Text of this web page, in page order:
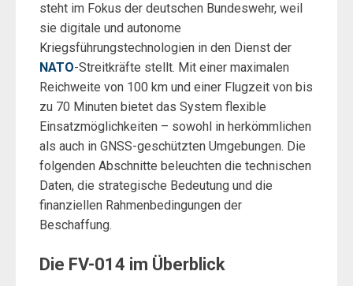
steht im Fokus der deutschen Bundeswehr, weil
sie digitale und autonome
Kriegsführungstechnologien in den Dienst der
NATO-Streitkräfte stellt. Mit einer maximalen
Reichweite von 100 km und einer Flugzeit von bis
zu 70 Minuten bietet das System flexible
Einsatzmöglichkeiten – sowohl in herkömmlichen
als auch in GNSS-geschützten Umgebungen. Die
folgenden Abschnitte beleuchten die technischen
Daten, die strategische Bedeutung und die
finanziellen Rahmenbedingungen der
Beschaffung.
Die FV-014 im Überblick